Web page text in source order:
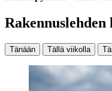
Tänään Tällä viikolla